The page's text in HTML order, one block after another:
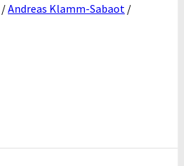
/Andreas Klamm-Sabaot /